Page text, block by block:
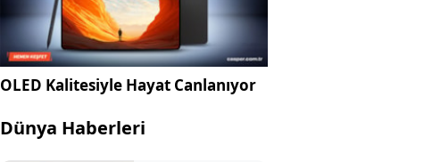
OLED Kalitesiyle Hayat Canlanıyor
Dünya Haberleri